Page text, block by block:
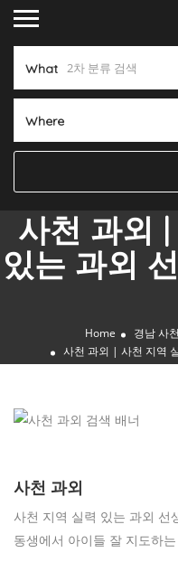
What
Where
사천 과외
있는 과외
Home 경남 사
사천 과외 | 사천 지역
사천 과외
사천 지역 실력 있는 과외 선
동생에서 아이들 잘 지도하